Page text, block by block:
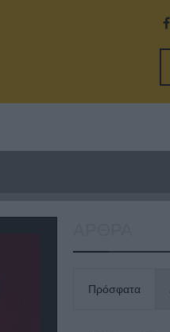
Πρόσφατα